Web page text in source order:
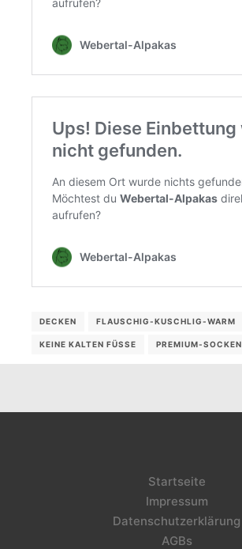
DECKEN FLAUSCHIG-KUSCHLIG-WARM
KEINE KALTEN FÜSSE PREMIUM-SOCKEN
Startseite
Impressum
Datenschutzerklärung
AGBs